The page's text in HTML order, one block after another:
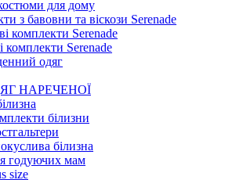
для дому
з бавовни та віскози Serenade
комплекти Serenade
комплекти Serenade
одяг
НАРЕЧЕНОЇ
білизни
білизна
годуючих мам
size